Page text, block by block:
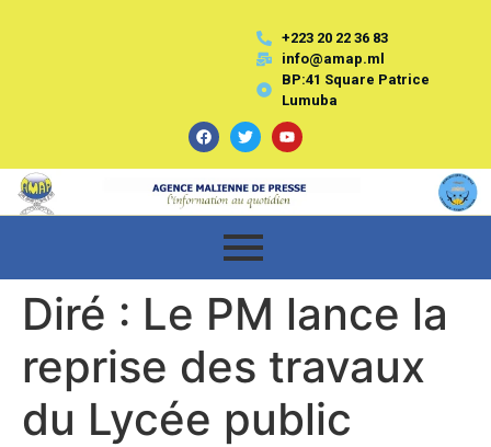
+223 20 22 36 83
info@amap.ml
BP:41 Square Patrice
Lumuba
Diré : Le PM lance la
reprise des travaux
du Lycée public